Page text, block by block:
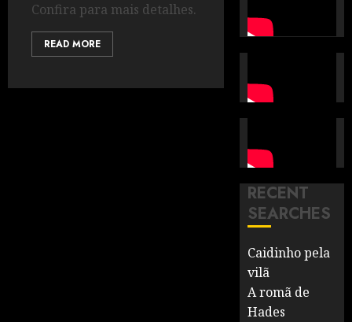
Confira para mais detalhes.
READ MORE
RECENT
SEARCHES
Caidinho pela
vilã
A romã de
Hades